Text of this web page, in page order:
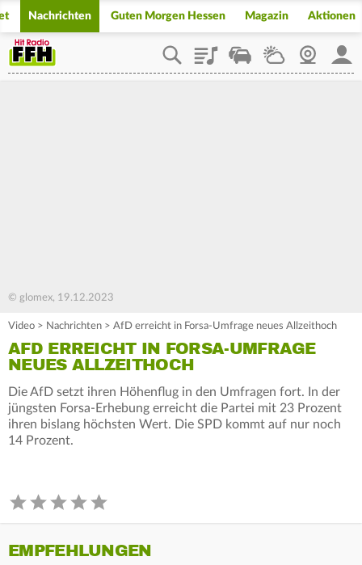
Nachrichten Guten Morgen Hessen Magazin Aktionen
PlaylistStaupilotWetterWebcam
© glomex, 19.12.2023
Video > Nachrichten > AfD erreicht in Forsa-Umfrage neues Allzeithoch
AFD ERREICHT IN FORSA-UMFRAGE
NEUES ALLZEITHOCH
Die AfD setzt ihren Höhenflug in den Umfragen fort. In der
jüngsten Forsa-Erhebung erreicht die Partei mit 23 Prozent
ihren bislang höchsten Wert. Die SPD kommt auf nur noch
14 Prozent.
EMPFEHLUNGEN